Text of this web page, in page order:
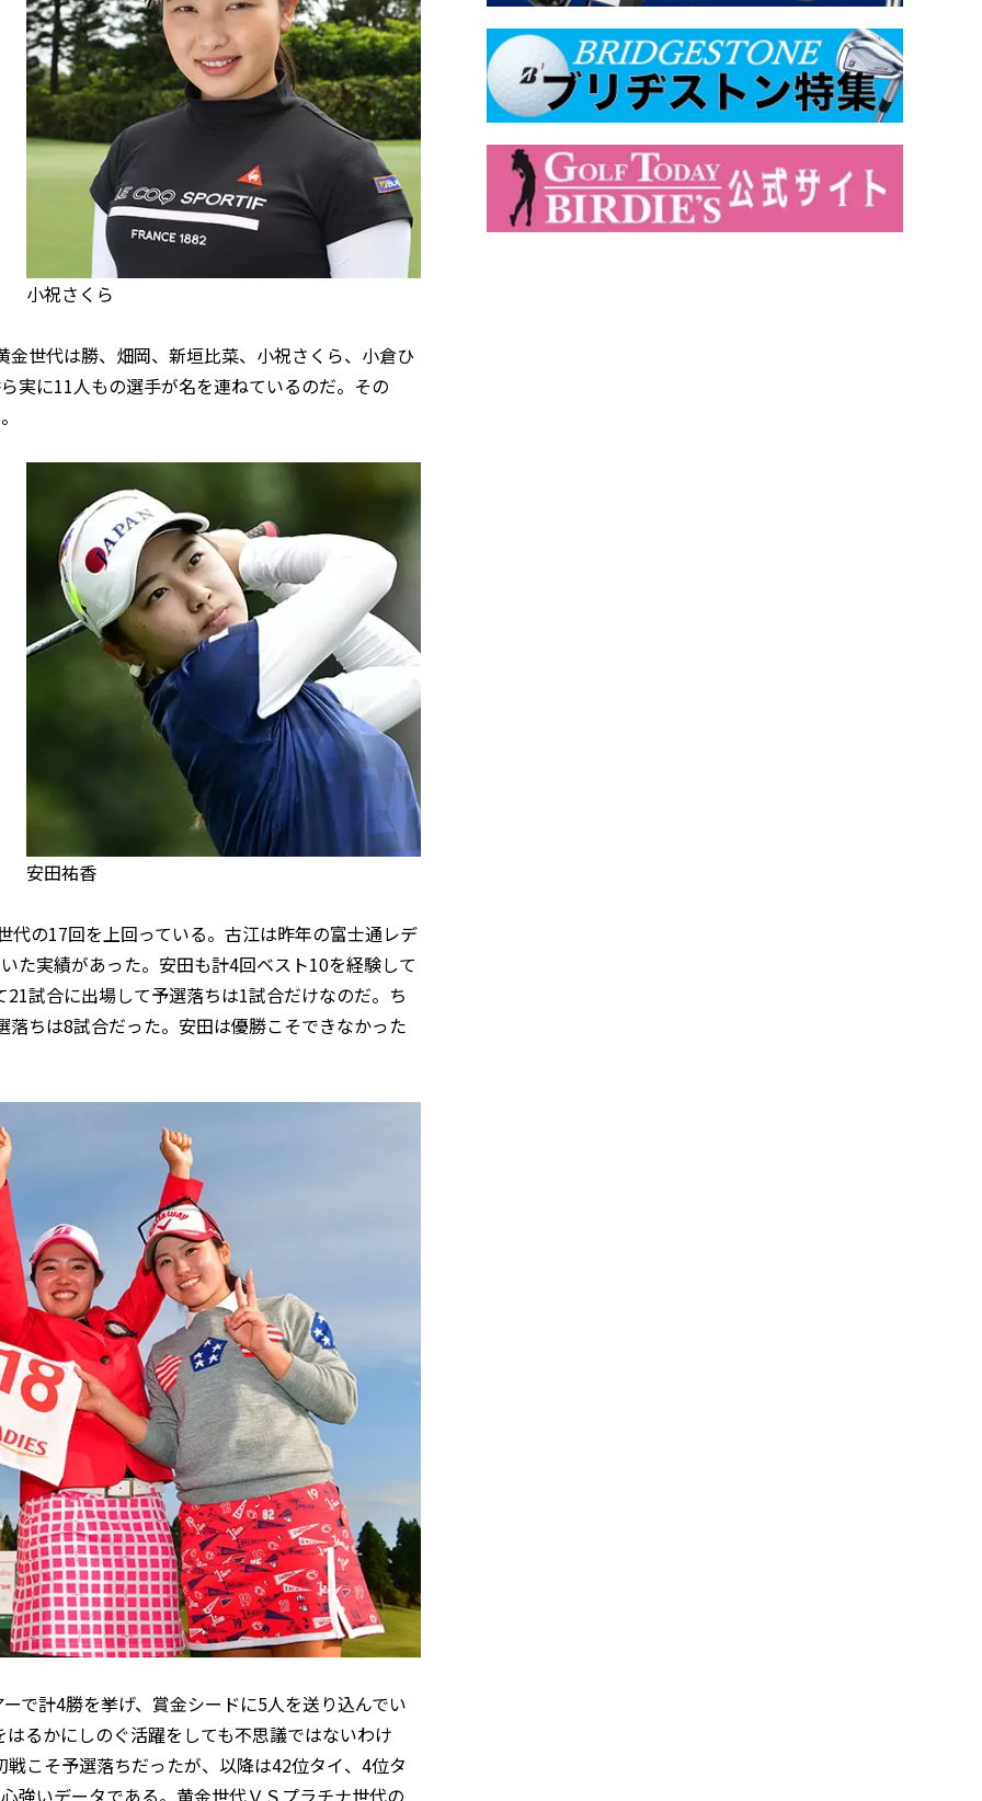
小祝さくら
世代は勝、畑岡、新垣比菜、小祝さくら、小倉ひ
実に11人もの選手が名を連ねているのだ。その
安田祐香
の17回を上回っている。古江は昨年の富士通レデ
た実績があった。安田も計4回ベスト10を経験して
試合に出場して予選落ちは1試合だけなのだ。ち
ちは8試合だった。安田は優勝こそできなかった
で計4勝を挙げ、賞金シードに5人を送り込んでい
るかにしのぐ活躍をしても不思議ではないわけ
こそ予選落ちだったが、以降は42位タイ、4位タ
強いデータである。黄金世代ＶＳプラチナ世代の